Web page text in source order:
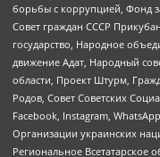
борьбы с коррупцией, Фонд
Совет граждан СССР
государство, Народное
движение Адат, Народный
области, Проект Штурм,
Родов, Совет Советских
Facebook, Instagram,
Организации украинских
Региональное Всетатарское